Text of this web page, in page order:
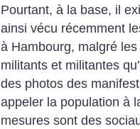
Pourtant, à la base, il
ainsi vécu récemment
à Hambourg, malgré
militants et militantes
des photos des
appeler la population à
mesures sont des